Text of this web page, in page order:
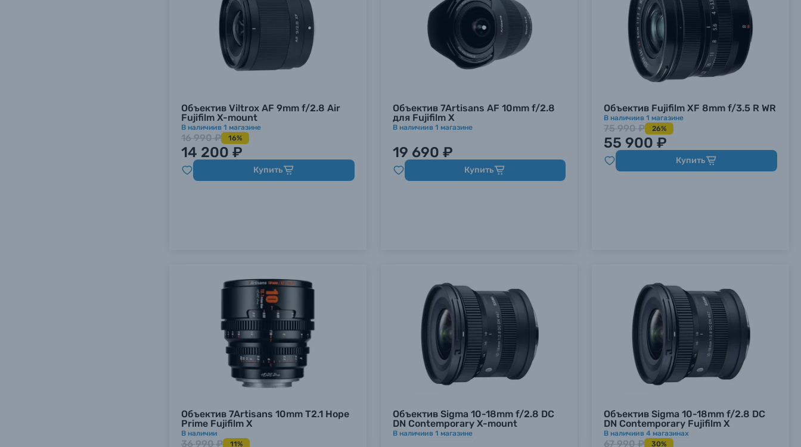
Объектив Viltrox AF 9mm f/2.8 Air
Fujifilm X-mount
В наличиив 1 магазине
16 990 ₽ 16%
14 200 ₽
Купить
Объектив 7Artisans AF 10mm f/2.8
для Fujifilm X
В наличиив 1 магазине
19 690 ₽
Купить
Объектив Fujifilm XF 8mm f/3.5 R WR
В наличиив1 магазине
75 990 ₽ 26%
55 900 ₽
Купить
Объектив 7Artisans 10mm T2.1 Hope
Prime Fujifilm X
В наличии
36 990 ₽ 11%
Объектив Sigma 10-18mm f/2.8 DC
DN Contemporary X-mount
В наличиив 1 магазине
Объектив Sigma 10-18mm f/2.8 DC
DN Contemporary Fujifilm X
В наличиив4 магазинах
67 990 ₽ 30%